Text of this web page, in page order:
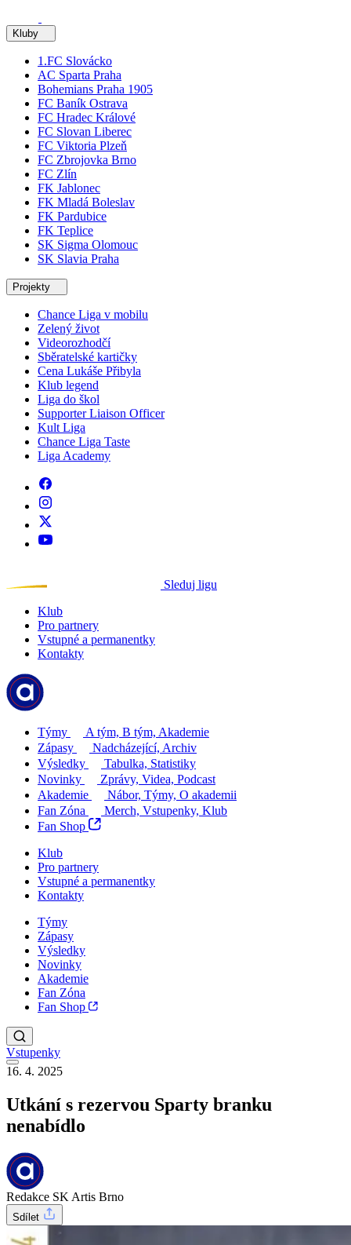
Kluby
1.FC Slovácko
AC Sparta Praha
Bohemians Praha 1905
FC Baník Ostrava
FC Hradec Králové
FC Slovan Liberec
FC Viktoria Plzeň
FC Zbrojovka Brno
FC Zlín
FK Jablonec
FK Mladá Boleslav
FK Pardubice
FK Teplice
SK Sigma Olomouc
SK Slavia Praha
Projekty
Chance Liga v mobilu
Zelený život
Videorozhodčí
Sběratelské kartičky
Cena Lukáše Přibyla
Klub legend
Liga do škol
Supporter Liaison Officer
Kult Liga
Chance Liga Taste
Liga Academy
Sleduj ligu
Klub
Pro partnery
Vstupné a permanentky
Kontakty
Týmy
A tým, B tým, Akademie
Zápasy
Nadcházející, Archiv
Výsledky
Tabulka, Statistiky
Novinky
Zprávy, Videa, Podcast
Akademie
Nábor, Týmy, O akademii
Fan Zóna
Merch, Vstupenky, Klub
Fan Shop
Klub
Pro partnery
Vstupné a permanentky
Kontakty
Týmy
Zápasy
Výsledky
Novinky
Akademie
Fan Zóna
Fan Shop
Vstupenky
16. 4. 2025
Utkání s rezervou Sparty branku
nenabídlo
Redakce SK Artis Brno
Sdílet